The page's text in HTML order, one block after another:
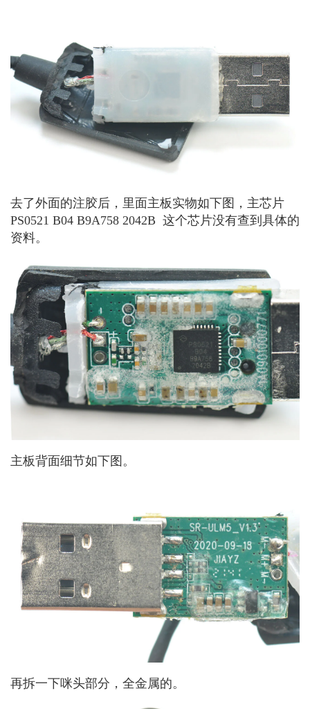
去了外面的注胶后，里面主板实物如下图，主芯片
PS0521 B04 B9A758 2042B 这个芯片没有查到具体的
资料。
主板背面细节如下图。
再拆一下咪头部分，全金属的。